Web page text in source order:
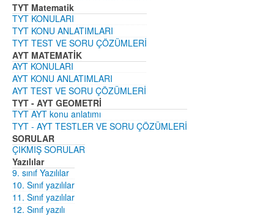
TYT Matematik
TYT KONULARI
TYT KONU ANLATIMLARI
TYT TEST VE SORU ÇÖZÜMLERİ
AYT MATEMATİK
AYT KONULARI
AYT KONU ANLATIMLARI
AYT TEST VE SORU ÇÖZÜMLERİ
TYT - AYT GEOMETRİ
TYT AYT konu anlatımı
TYT - AYT TESTLER VE SORU ÇÖZÜMLERİ
SORULAR
ÇIKMIŞ SORULAR
Yazılılar
9. sınıf Yazılılar
10. Sınıf yazılılar
11. Sınıf yazılılar
12. Sınıf yazılı